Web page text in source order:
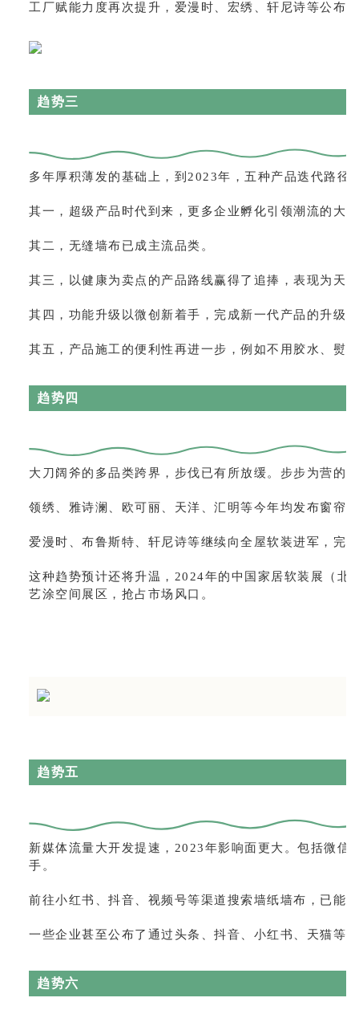
工厂赋能力度再次提升，爱漫时、宏绣、轩尼诗等公布
趋势三
多年厚积薄发的基础上，到2023年，五种产品迭代路径
其一，超级产品时代到来，更多企业孵化引领潮流的大
其二，无缝墙布已成主流品类。
其三，以健康为卖点的产品路线赢得了追捧，表现为天
其四，功能升级以微创新着手，完成新一代产品的升级
其五，产品施工的便利性再进一步，例如不用胶水、熨
趋势四
大刀阔斧的多品类跨界，步伐已有所放缓。步步为营的
领绣、雅诗澜、欧可丽、天洋、汇明等今年均发布窗帘
爱漫时、布鲁斯特、轩尼诗等继续向全屋软装进军，完
这种趋势预计还将升温，2024年的中国家居软装展（
艺涂空间展区，抢占市场风口。
趋势五
新媒体流量大开发提速，2023年影响面更大。包括微
手。
前往小红书、抖音、视频号等渠道搜索墙纸墙布，已能
一些企业甚至公布了通过头条、抖音、小红书、天猫等
趋势六